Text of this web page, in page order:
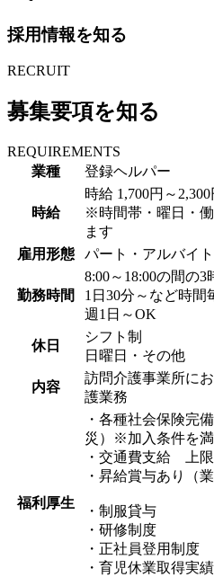
採用情報を知る
RECRUIT
募集要項を知る
REQUIREMENTS
業種
登録ヘルパー
時給
時給 1,700円～2,300
※時間帯・曜日・
ます
雇用形態
パート・アルバイト
勤務時間
8:00～18:00の間の3
1日30分～など時間
週1日～OK
休日
シフト制
日曜日・その他
内容
訪問介護事業所に
護業務
福利厚生
・各種社会保険完
災）※加入条件を
・交通費支給 上限
・昇給賞与あり（
・制服貸与
・研修制度
・正社員登用制度
・育児休業取得実